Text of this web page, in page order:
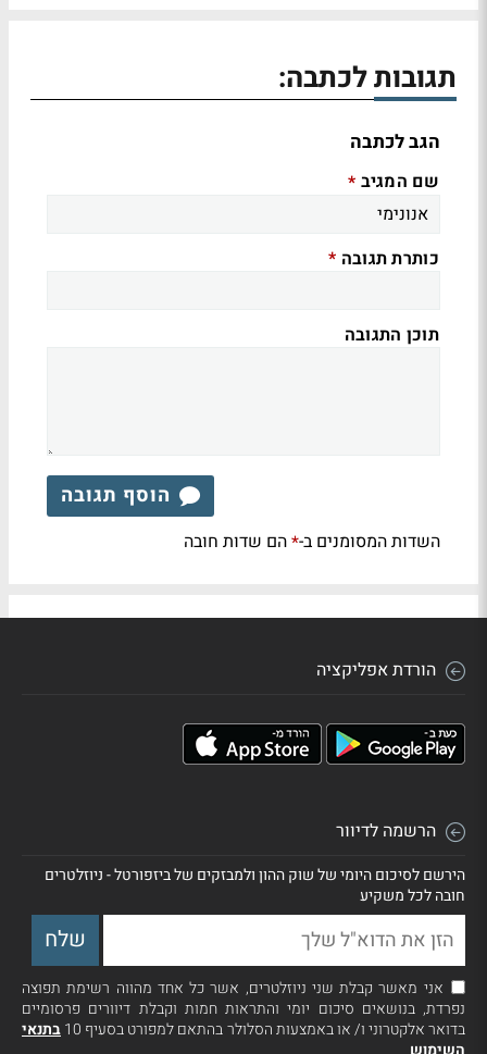
תגובות לכתבה:
הגב לכתבה
שם המגיב *
כותרת תגובה *
תוכן התגובה
הוסף תגובה
השדות המסומנים ב-*הם שדות חובה
הורדת אפליקציה
הרשמה לדיוור
הירשם לסיכום היומי של שוק ההון ולמבזקים של ביזפורטל - ניוזלטרים
חובה לכל משקיע
אני מאשר קבלת שני ניוזלטרים, אשר כל אחד מהווה רשימת תפוצה
נפרדת, בנושאים סיכום יומי והתראות חמות וקבלת דיוורים פרסומיים
בדואר אלקטרוני ו/ או באמצעות הסלולר בהתאם למפורט בסעיף 10
בתנאי